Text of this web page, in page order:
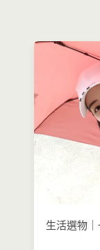
生活選物